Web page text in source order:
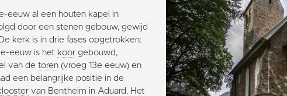
eeuw al een houten kapel in
door een stenen gebouw, gewijd
kerk is in drie fases opgetrokken:
eeuw is het koor gebouwd,
van de toren (vroeg 13e eeuw) en
een belangrijke positie in de
van Bentheim in Aduard. Het